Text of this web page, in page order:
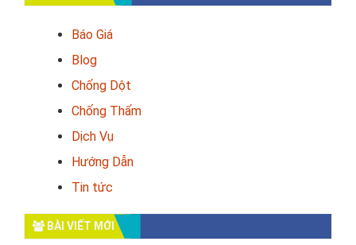
Báo Giá
Blog
Chống Dột
Chống Thấm
Dịch Vụ
Hướng Dẫn
Tin tức
BÀI VIẾT MỚI